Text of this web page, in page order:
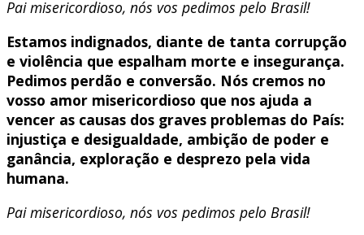
Pai misericordioso, nós vos pedimos pelo Brasil!
Estamos indignados, diante de tanta corrupção
e violência que espalham morte e insegurança.
Pedimos perdão e conversão. Nós cremos no
vosso amor misericordioso que nos ajuda a
vencer as causas dos graves problemas do País:
injustiça e desigualdade, ambição de poder e
ganância, exploração e desprezo pela vida
humana.
Pai misericordioso, nós vos pedimos pelo Brasil!